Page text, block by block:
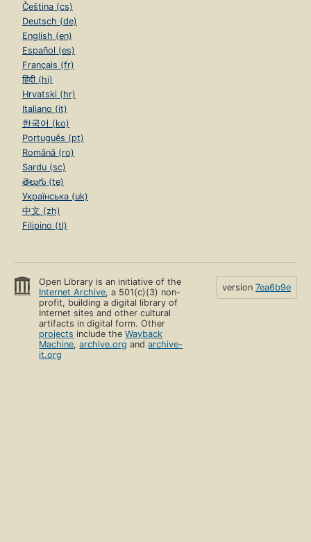
Čeština (cs)
Deutsch (de)
English (en)
Español (es)
Français (fr)
हिंदी (hi)
Hrvatski (hr)
Italiano (it)
한국어 (ko)
Português (pt)
Română (ro)
Sardu (sc)
తెలుగు (te)
Українська (uk)
中文 (zh)
Filipino (tl)
Open Library is an initiative of the
Internet Archive, a 501(c)(3) non-
profit, building a digital library of
Internet sites and other cultural
artifacts in digital form. Other
projects include theWayback
Machine,archive.org andarchive-
it.org
version 7ea6b9e